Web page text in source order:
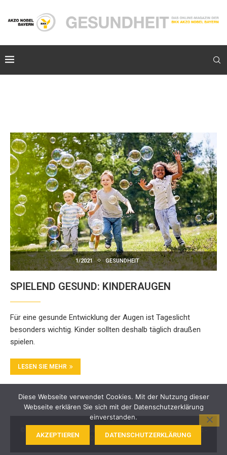
1/2021 GESUNDHEIT
SPIELEND GESUND: KINDERAUGEN
Für eine gesunde Entwicklung der Augen ist Tageslicht
besonders wichtig. Kinder sollten deshalb täglich draußen
spielen.
LESEN SIE MEHR
© 2024 BKK Akzo Nobel Bayern. Alle Rechte vorbehalten -
Impressum
Datenschutz-Barrierefreiheit
Diese Webseite verwendet Cookies. Mit der Nutzung dieser
Webseite erklären Sie sich mit der Datenschutzerklärung
einverstanden.
AKZEPTIEREN DATENSCHUTZERKLÄRUNG